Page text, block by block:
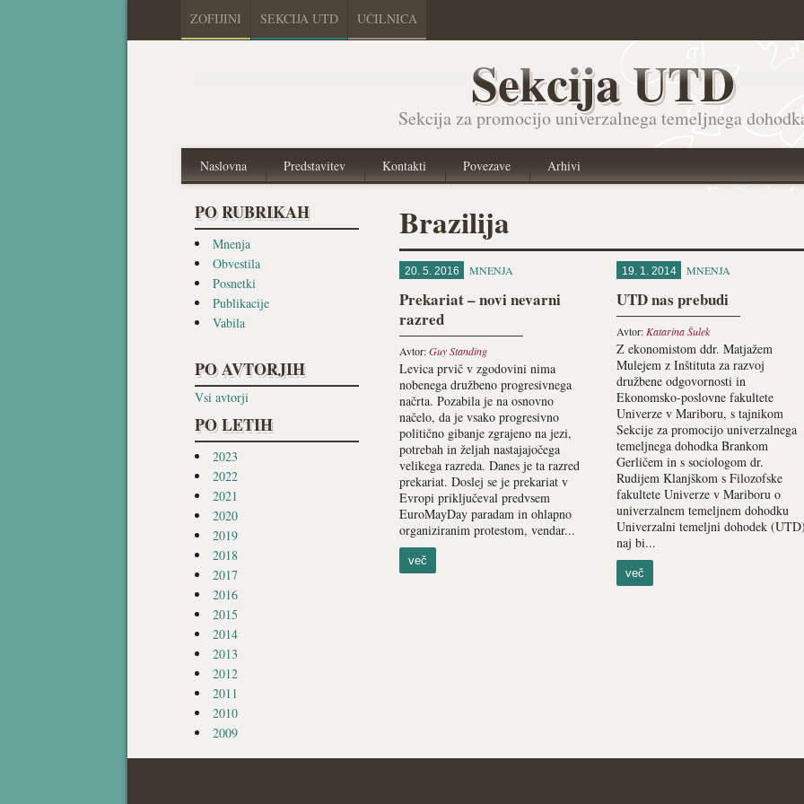
ZOFIJINI SEKCIJA UTD UČILNICA
Sekcija UTD
Sekcija za promocijo univerzalnega temeljnega
Naslovna Predstavitev Kontakti Povezave Arhivi
PO RUBRIKAH
Mnenja
Obvestila
Posnetki
Publikacije
Vabila
PO AVTORJIH
Vsi avtorji
PO LETIH
2023
2022
2021
2020
2019
2018
2017
2016
2015
2014
2013
2012
2011
2010
2009
Brazilija
20. 5. 2016 MNENJA
Prekariat – novi nevarni
razred
Avtor:Guy Standing
Levica prvič v zgodovini nima
nobenega družbeno progresivnega
načrta. Pozabila je na osnovno
načelo, da je vsako progresivno
politično gibanje zgrajeno na jezi,
potrebah in željah nastajajočega
velikega razreda. Danes je ta razred
prekariat. Doslej se je prekariat v
Evropi priključeval predvsem
EuroMayDay paradam in ohlapno
organiziranim protestom, vendar...
več
19. 1. 2014 MNENJA
UTD nas prebudi
Avtor: Katarina Šulek
Z ekonomistom ddr. Matjažem
Mulejem z Inštituta za razvoj
družbene odgovornosti in
Ekonomsko-poslovne fakultete
Univerze v Mariboru, s tajnikom
Sekcije za promocijo univerzalnega
temeljnega dohodka Brankom
Gerličem in s sociologom dr.
Rudijem Klanjškom s Filozofske
fakultete Univerze v Mariboru o
univerzalnem temeljnem dohodku
Univerzalni temeljni dohodek
naj bi...
več